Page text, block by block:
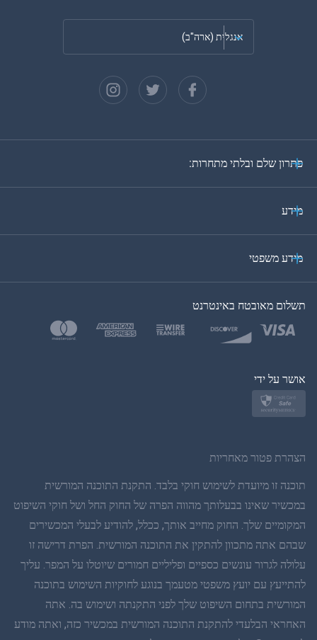
אנגלית (ארה"ב)
גרמנית
בטורקית
פולנית
תאית
סינית פשוטה
דנית
הינדי
פתרון שלם ובלתי מתחרות:
מידע
מידע משפטי
תשלום מאובטח באינטרנט
אושר על ידי
הצהרת פטור מאחריות
תוכנה זו מיועדת לשימוש חוקי בלבד. התקנת התוכנה המורשית
במכשיר שאינו בבעלותך מהווה הפרה של החוק החל ושל חוקי השיפוט
המקומיים שלך. החוק מחייב אותך, ככלל, להודיע לבעלי המכשירים
שבהם אתה מתכוון להתקין את התוכנה המורשית. הפרת דרישה זו
עלולה לגרור עונשים כספיים ופליליים חמורים שיוטלו על המפר. עליך
להתייעץ עם יועץ משפטי מטעמך בנוגע לחוקיות השימוש בתוכנה
המורשית בתחום השיפוט שלך לפני התקנתה ושימוש בה. אתה
האחראי הבלעדי להתקנת התוכנה המורשית במכשיר כזה, ואתה מודע